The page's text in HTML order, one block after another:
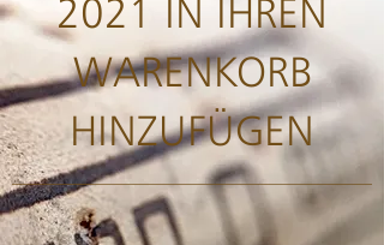
2021 IN IHREN
WARENKORB
HINZUFÜGEN